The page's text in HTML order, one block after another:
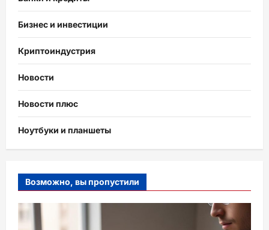
Бизнес и инвестиции
Криптоиндустрия
Новости
Новости плюс
Ноутбуки и планшеты
Возможно, вы пропустили